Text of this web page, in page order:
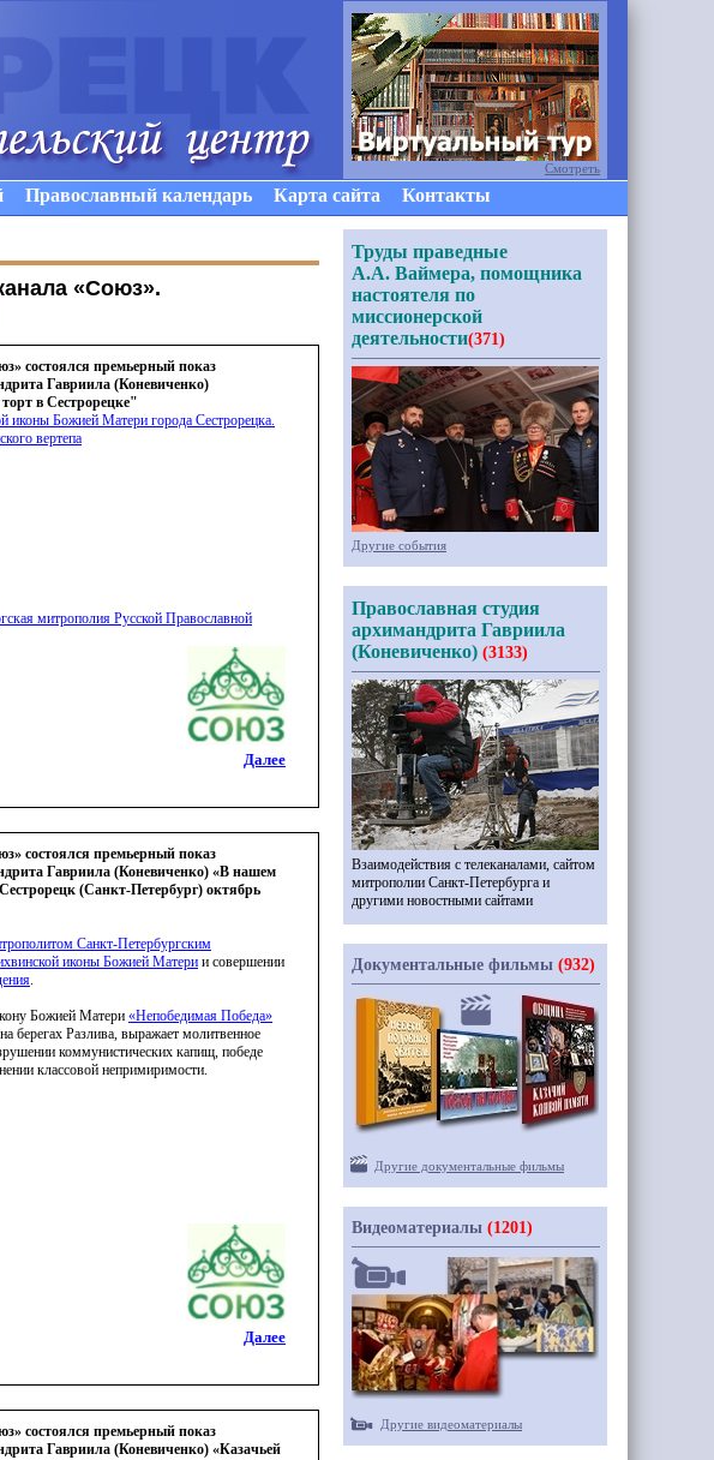
Православный календарь Карта сайта Контакты
«Союз».
состоялся премьерный показ
Гавриила (Коневиченко)
в Сестрорецке"
иконы Божией Матери города Сестрорецка.
вертепа
митрополия Русской Православной
Далее
состоялся премьерный показ
Гавриила (Коневиченко) «В нашем
(Санкт-Петербург) октябрь
Санкт-Петербургским
иконы Божией Матери и совершении
.
Божией Матери «Непобедимая Победа»
берегах Разлива, выражает молитвенное
коммунистических капищ, победе
классовой непримиримости.
Далее
состоялся премьерный показ
Гавриила (Коневиченко) «Казачьей
Смотреть
Труды праведные
А.А. Ваймера, помощника
настоятеля по
миссионерской
деятельности(371)
Другие события
Православная студия
архимандрита Гавриила
(Коневиченко) (3133)
Взаимодействия с телеканалами, сайтом
митрополии Санкт-Петербурга и
другими новостными сайтами
Документальные фильмы (932)
Другие документальные фильмы
Видеоматериалы (1201)
Другие видеоматериалы